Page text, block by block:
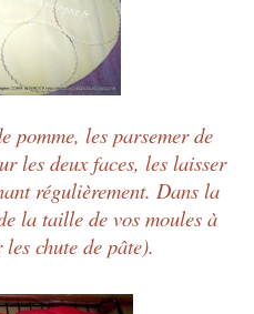
pomme, les parsemer de
les deux faces, les laisser
régulièrement. Dans la
la taille de vos moules à
chute de pâte).